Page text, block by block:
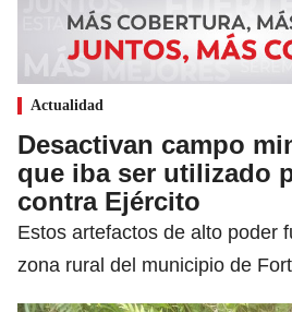
Actualidad
Desactivan campo
que iba ser utilizado
contra Ejército
Estos artefactos de alto poder
zona rural del municipio de